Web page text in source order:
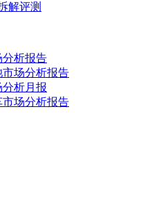
解评测
分析报告
市场分析报告
分析月报
市场分析报告